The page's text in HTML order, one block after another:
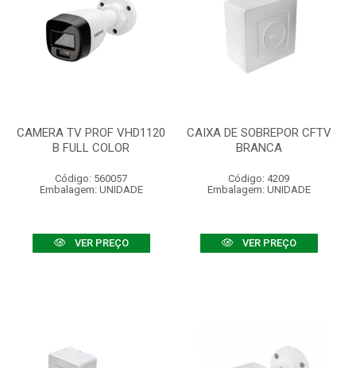
CAMERA TV PROF VHD1120
B FULL COLOR
Código: 560057
Embalagem: UNIDADE
VER PREÇO
CAIXA DE SOBREPOR CFTV
BRANCA
Código: 4209
Embalagem: UNIDADE
VER PREÇO